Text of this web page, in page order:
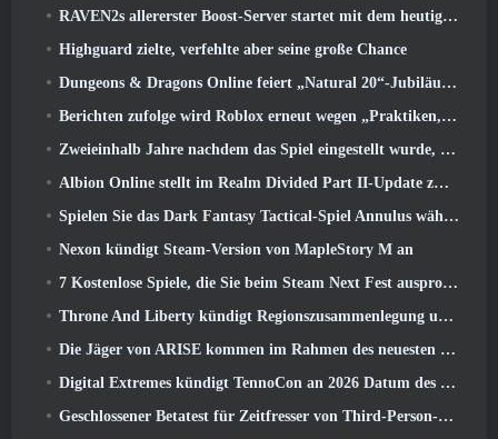
RAVEN2s allererster Boost-Server startet mit dem heutigen Update
Highguard zielte, verfehlte aber seine große Chance
Dungeons & Dragons Online feiert „Natural 20“-Jubiläum mit besonderen Quests und Belohnungen
Berichten zufolge wird Roblox erneut wegen „Praktiken, die Kinder gefährden und ausbeuten“ verklagt
Zweieinhalb Jahre nachdem das Spiel eingestellt wurde, Gamigo neckt die Rückkehr des mittelalterlichen MMO Glory Victis
Albion Online stellt im Realm Divided Part II-Update zwei wichtige Fraktionskriegsfunktionen vor
Spielen Sie das Dark Fantasy Tactical-Spiel Annulus während des Steam Next Fest
Nexon kündigt Steam-Version von MapleStory M an
7 Kostenlose Spiele, die Sie beim Steam Next Fest ausprobieren können
Throne And Liberty kündigt Regionszusammenlegung und Serverkonsolidierung an
Die Jäger von ARISE kommen im Rahmen des neuesten Kooperationsevents nach Fortnite
Digital Extremes kündigt TennoCon an 2026 Datum des Ticketverkaufs
Geschlossener Betatest für Zeitfresser von Third-Person-Shootern angekündigt